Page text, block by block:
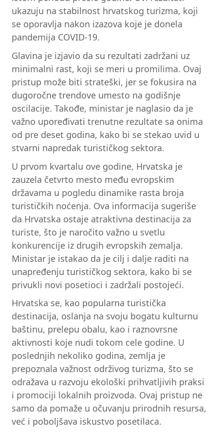
ukazuju na stabilnost hrvatskog turizma, koji
se oporavlja nakon izazova koje je donela
pandemija COVID-19.
Glavina je izjavio da su rezultati zadržani uz
minimalni rast, koji se meri u promilima. Ovaj
pristup može biti strateški, jer se fokusira na
dugoročne trendove umesto na godišnje
oscilacije. Takođe, ministar je naglasio da je
važno upoređivati trenutne rezultate sa onima
od pre deset godina, kako bi se stekao uvid u
stvarni napredak turističkog sektora.
U prvom kvartalu ove godine, Hrvatska je
zauzela četvrto mesto među evropskim
državama u pogledu dinamike rasta broja
turističkih noćenja. Ova informacija sugeriše
da Hrvatska ostaje atraktivna destinacija za
turiste, što je naročito važno u svetlu
konkurencije iz drugih evropskih zemalja.
Ministar je istakao da je cilj i dalje raditi na
unapređenju turističkog sektora, kako bi se
privukli novi posetioci i zadržali postojeći.
Hrvatska se, kao popularna turistička
destinacija, oslanja na svoju bogatu kulturnu
baštinu, prelepu obalu, kao i raznovrsne
aktivnosti koje nudi tokom cele godine. U
poslednjih nekoliko godina, zemlja je
prepoznala važnost održivog turizma, što se
odražava u razvoju ekološki prihvatljivih praksi
i promociji lokalnih proizvoda. Ovaj pristup ne
samo da pomaže u očuvanju prirodnih resursa,
već i poboljšava iskustvo posetilaca.